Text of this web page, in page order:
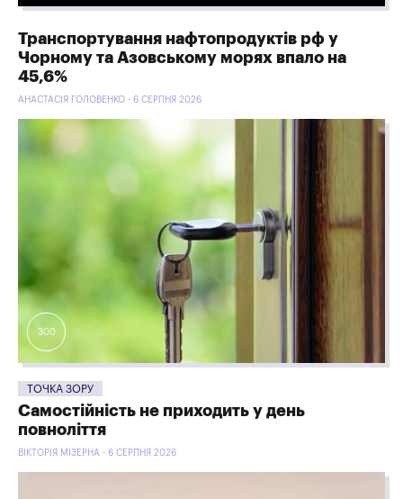
Транспортування нафтопродуктів рф у
Чорному та Азовському морях впало на
45,6%
АНАСТАСІЯ ГОЛОВЕНКО - 6 СЕРПНЯ 2026
300
ТОЧКА ЗОРУ
Самостійність не приходить у день
повноліття
ВІКТОРІЯ МІЗЕРНА - 6 СЕРПНЯ 2026